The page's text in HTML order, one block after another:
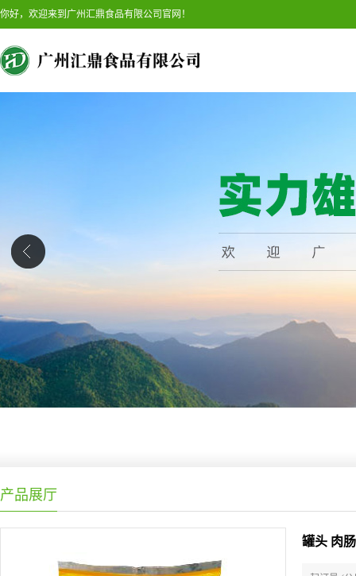
你好，欢迎来到广州汇鼎食品有限公司官网！
产品展厅
罐头 肉